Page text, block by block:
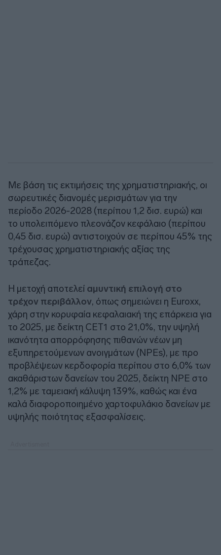
Με βάση τις εκτιμήσεις της χρηματιστηριακής, οι
σωρευτικές διανομές μερισμάτων για την
περίοδο 2026-2028 (περίπου 1,2 δισ. ευρώ) και
το υπολειπόμενο πλεονάζον κεφάλαιο (περίπου
0,45 δισ. ευρώ) αντιστοιχούν σε περίπου 45% της
τρέχουσας χρηματιστηριακής αξίας της
τράπεζας.
Η μετοχή αποτελεί αμυντική επιλογή στο
τρέχον περιβάλλον, όπως σημειώνει η Euroxx,
χάρη στην κορυφαία κεφαλαιακή της επάρκεια για
το 2025, με δείκτη CET1 στο 21,0%, την υψηλή
ικανότητα απορρόφησης πιθανών νέων μη
εξυπηρετούμενων ανοιγμάτων (NPEs), με προ
προβλέψεων κερδοφορία περίπου στο 6,0% των
ακαθάριστων δανείων του 2025, δείκτη NPE στο
1,2% με ταμειακή κάλυψη 139%, καθώς και ένα
καλά διαφοροποιημένο χαρτοφυλάκιο δανείων με
υψηλής ποιότητας εξασφαλίσεις.